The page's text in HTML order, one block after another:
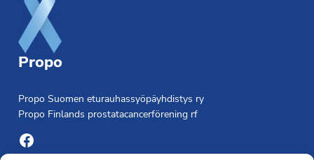
Propo
Propo Suomen eturauhassyöpäyhdistys ry
Propo Finlands prostatacancerförening rf
Facebook